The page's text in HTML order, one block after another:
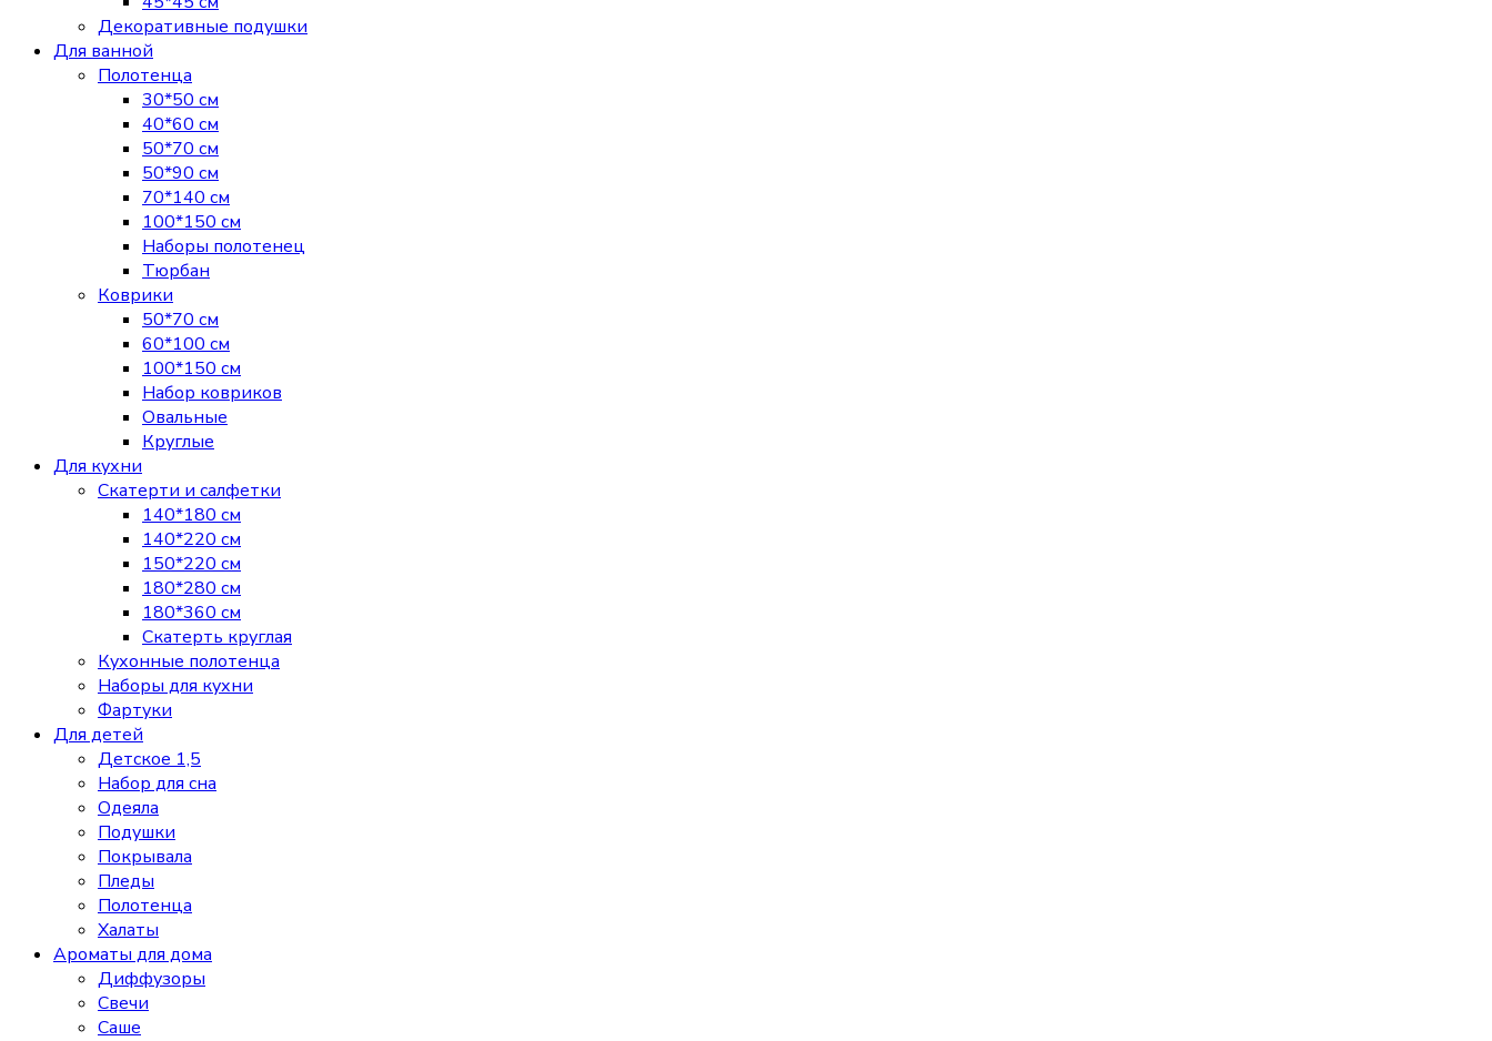
Декоративные подушки
Для ванной
Полотенца
30*50 см
40*60 см
50*70 см
50*90 см
70*140 см
100*150 см
Наборы полотенец
Тюрбан
Коврики
50*70 см
60*100 см
100*150 см
Набор ковриков
Овальные
Круглые
Для кухни
Скатерти и салфетки
140*180 см
140*220 см
150*220 см
180*280 см
180*360 см
Скатерть круглая
Кухонные полотенца
Наборы для кухни
Фартуки
Для детей
Детское 1,5
Набор для сна
Одеяла
Подушки
Покрывала
Пледы
Полотенца
Халаты
Ароматы для дома
Диффузоры
Свечи
Cаше